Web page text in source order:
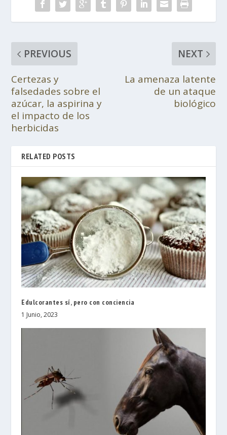
PREVIOUS
Certezas y
falsedades sobre el
azúcar, la aspirina y
el impacto de los
herbicidas
NEXT
La amenaza latente
de un ataque
biológico
RELATED POSTS
Edulcorantes sí, pero con conciencia
1 Junio, 2023